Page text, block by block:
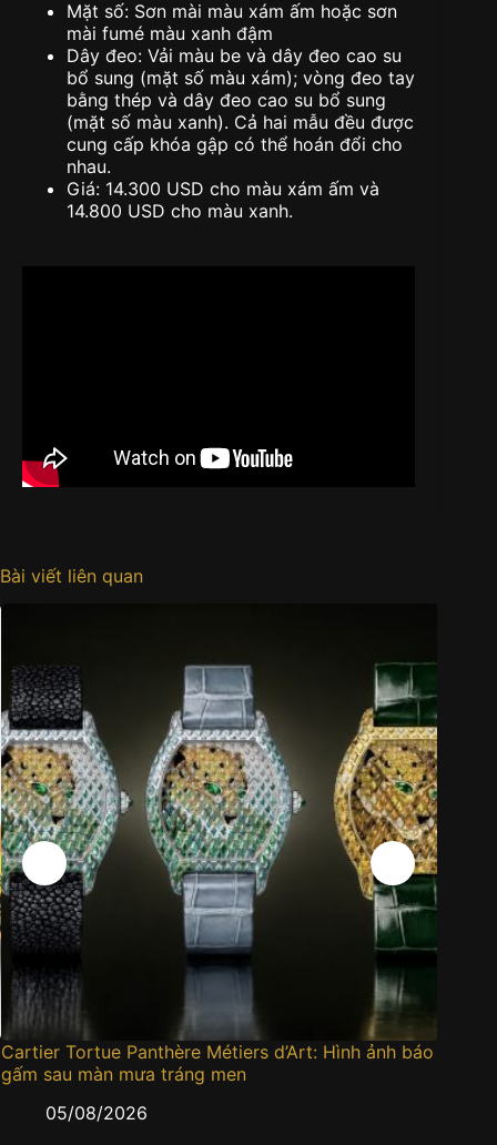
Mặt số: Sơn mài màu xám ấm hoặc sơn
mài fumé màu xanh đậm
Dây đeo: Vải màu be và dây đeo cao su
bổ sung (mặt số màu xám); vòng đeo tay
bằng thép và dây đeo cao su bổ sung
(mặt số màu xanh). Cả hai mẫu đều được
cung cấp khóa gập có thể hoán đổi cho
nhau.
Giá: 14.300 USD cho màu xám ấm và
14.800 USD cho màu xanh.
Bài viết liên quan
Cartier Tortue Panthère Métiers d’Art: Hình ảnh báo
gấm sau màn mưa tráng men
05/08/2026